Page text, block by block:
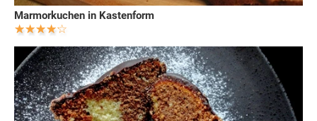
Marmorkuchen in Kastenform